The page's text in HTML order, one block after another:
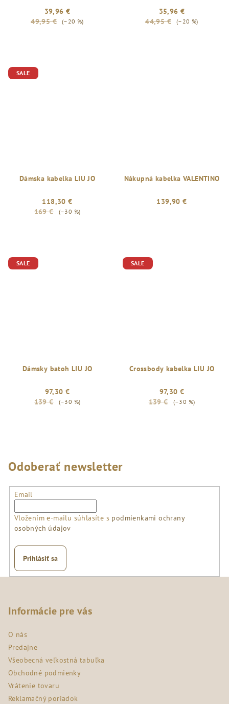
39,96 €
49,95 €
(–20 %)
35,96 €
44,95 €
(–20 %)
SALE
Dámska kabelka LIU JO
118,30 €
169 €
(–30 %)
Nákupná kabelka VALENTINO
139,90 €
SALE
Dámsky batoh LIU JO
97,30 €
139 €
(–30 %)
SALE
Crossbody kabelka LIU JO
97,30 €
139 €
(–30 %)
Odoberať newsletter
Email
Vložením e-mailu súhlasíte s podmienkami ochrany
osobných údajov
Prihlásiť sa
Informácie pre vás
O nás
Predajne
Všeobecná veľkostná tabuľka
Obchodné podmienky
Vrátenie tovaru
Reklamačný poriadok